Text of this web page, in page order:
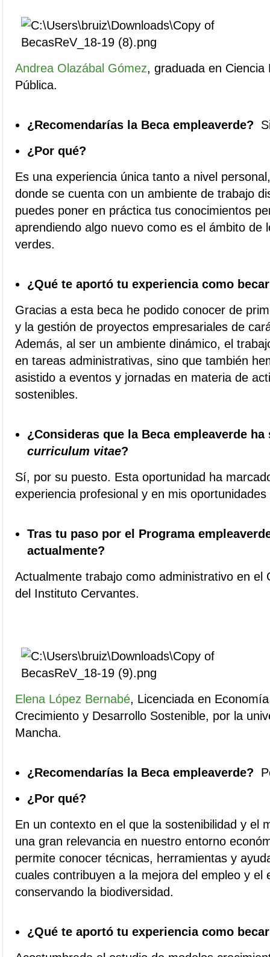
Andrea Olazábal Gómez, graduada en
Pública.
¿Recomendarías la Beca empleaverde?
¿Por qué?
Es una experiencia única tanto a nivel
donde se cuenta con un ambiente de trabajo
puedes poner en práctica tus conocimientos
aprendiendo algo nuevo como es el ámbito de
verdes.
¿Qué te aportó tu experiencia como
Gracias a esta beca he podido conocer de
y la gestión de proyectos empresariales de
Además, al ser un ambiente dinámico, el
en tareas administrativas, sino que también
asistido a eventos y jornadas en materia de
sostenibles.
¿Consideras que la Beca empleaverde
curriculum vitae?
Sí, por su puesto. Esta oportunidad ha
experiencia profesional y en mis
Tras tu paso por el Programa
actualmente?
Actualmente trabajo como administrativo en el
del Instituto Cervantes.
Elena López Bernabé, Licenciada en
Crecimiento y Desarrollo Sostenible, por la
Mancha.
¿Recomendarías la Beca empleaverde?
¿Por qué?
En un contexto en el que la sostenibilidad y el
una gran relevancia en nuestro entorno
permite conocer técnicas, herramientas y
cuales contribuyen a la mejora del empleo y el
conservando la biodiversidad.
¿Qué te aportó tu experiencia como